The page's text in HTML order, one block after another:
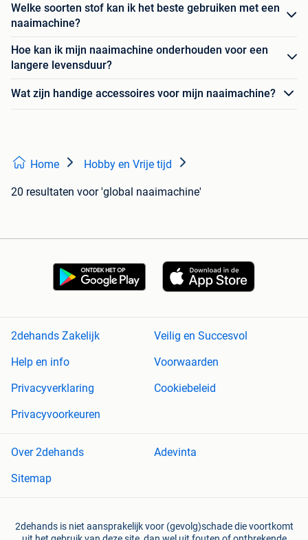
Welke soorten stof kan ik het beste gebruiken met een
naaimachine?
Hoe kan ik mijn naaimachine onderhouden voor een
langere levensduur?
Wat zijn handige accessoires voor mijn naaimachine?
Home Hobby en Vrije tijd
20 resultaten voor 'global naaimachine'
2dehands Zakelijk
Veilig en Succesvol
Help en info
Voorwaarden
Privacyverklaring
Cookiebeleid
Privacyvoorkeuren
Over 2dehands
Adevinta
Sitemap
2dehands is niet aansprakelijk voor (gevolg)schade die voortkomt